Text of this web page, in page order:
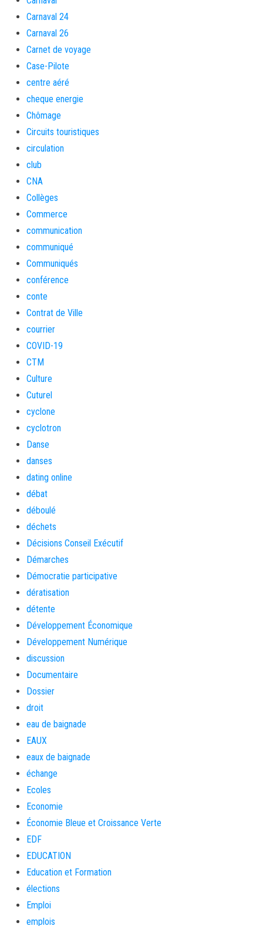
Carnaval 24
Carnaval 26
Carnet de voyage
Case-Pilote
centre aéré
cheque energie
Chômage
Circuits touristiques
circulation
club
CNA
Collèges
Commerce
communication
communiqué
Communiqués
conférence
conte
Contrat de Ville
courrier
COVID-19
CTM
Culture
Cuturel
cyclone
cyclotron
Danse
danses
dating online
débat
déboulé
déchets
Décisions Conseil Exécutif
Démarches
Démocratie participative
dératisation
détente
Développement Économique
Développement Numérique
discussion
Documentaire
Dossier
droit
eau de baignade
EAUX
eaux de baignade
échange
Ecoles
Economie
Économie Bleue et Croissance Verte
EDF
EDUCATION
Education et Formation
élections
Emploi
emplois